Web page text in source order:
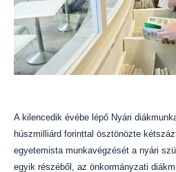
A kilencedik évébe lépő Nyári
húszmilliárd forinttal ösztönözte
egyetemista munkavégzését a nyári
egyik részéből, az önkormányzati